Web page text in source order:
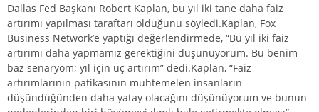
Dallas Fed Başkanı Robert Kaplan, bu yıl iki tane daha faiz
artırımı yapılması taraftarı olduğunu söyledi.Kaplan, Fox
Business Network’e yaptığı değerlendirmede, “Bu yıl iki faiz
artırımı daha yapmamız gerektiğini düşünüyorum. Bu benim
baz senaryom; yıl için üç artırım” dedi.Kaplan, “Faiz
artırımlarının patikasının muhtemelen insanların
düşündüğünden daha yatay olacağını düşünüyorum ve bunun